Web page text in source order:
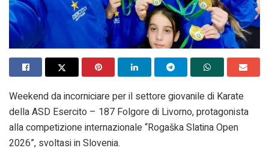
Weekend da incorniciare per il settore giovanile di Karate
della ASD Esercito – 187 Folgore di Livorno, protagonista
alla competizione internazionale “Rogaška Slatina Open
2026”, svoltasi in Slovenia.